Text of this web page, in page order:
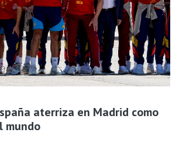
aterriza en Madrid como
mundo